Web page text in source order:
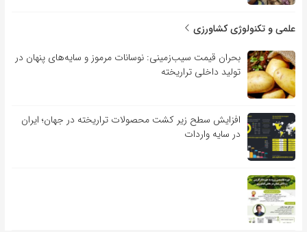
علمی و تکنولوژی کشاورزی
بحران قیمت سیب‌زمینی: نوسانات مرموز و سایه‌های پنهان در
تولید داخلی تراریخته
افزایش سطح زیر کشت محصولات تراریخته در جهان؛ ایران
در سایه واردات